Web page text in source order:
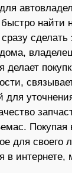
найти
сделать
делает
для
Покупая
для своего
в интернете,